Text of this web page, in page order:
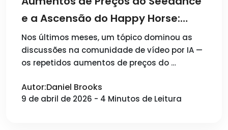
e a Ascensão do Happy Horse:
Como a Criação de Vídeo por IA
Está Mudando
Nos últimos meses, um tópico dominou as
discussões na comunidade de vídeo por IA —
os repetidos aumentos de preços do …
Autor:Daniel Brooks
9 de abril de 2026 - 4 Minutos de Leitura